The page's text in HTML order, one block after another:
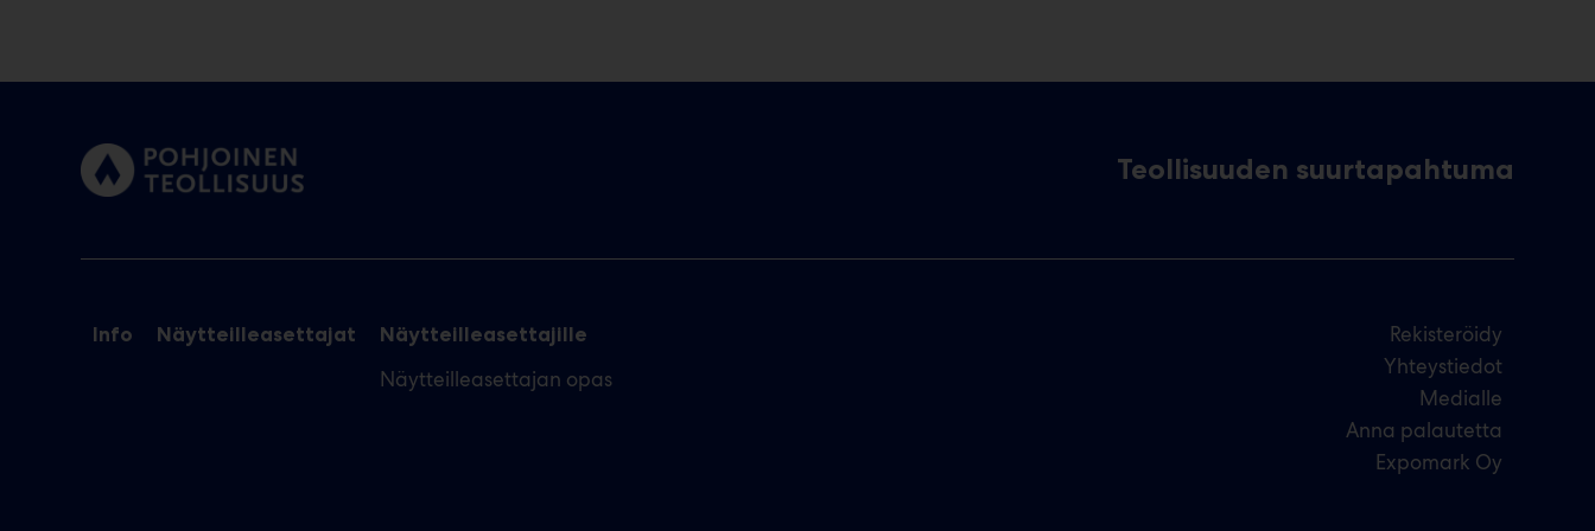
Teollisuuden suurtapahtuma
Info Näytteilleasettajat Näytteilleasettajille
Näytteilleasettajan opas
Rekisteröidy
Yhteystiedot
Medialle
Anna palautetta
Expomark Oy